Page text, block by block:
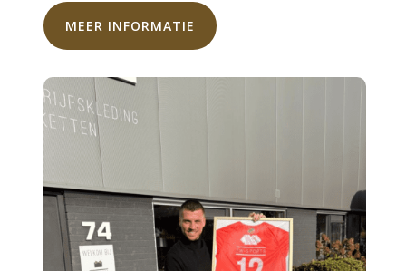
MEER INFORMATIE